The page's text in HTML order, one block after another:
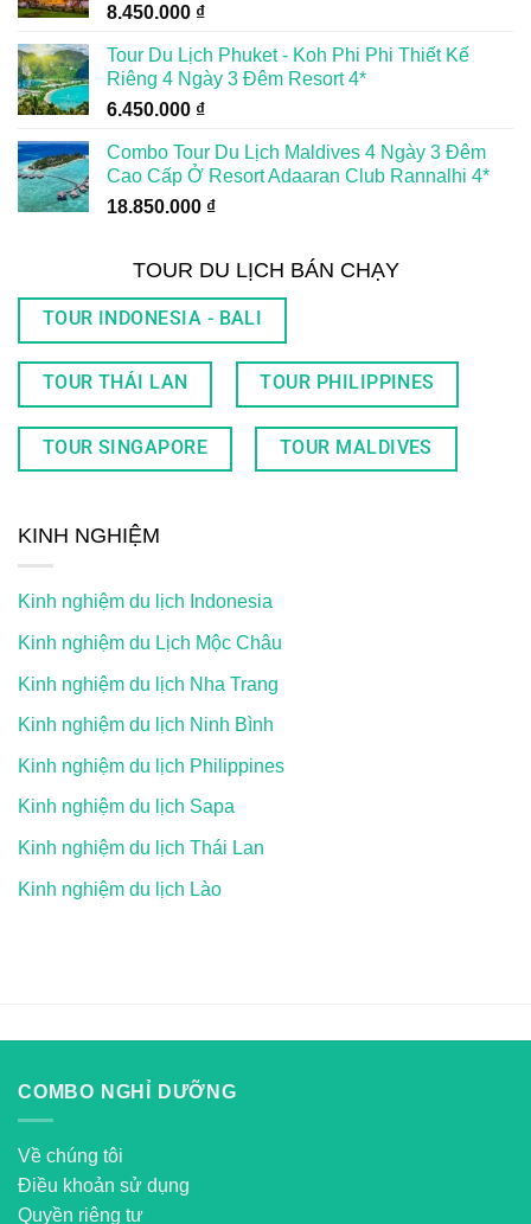
8.450.000 ₫
Tour Du Lịch Phuket - Koh Phi Phi Thiết Kế
Riêng 4 Ngày 3 Đêm Resort 4*
6.450.000 ₫
Combo Tour Du Lịch Maldives 4 Ngày 3 Đêm
Cao Cấp Ở Resort Adaaran Club Rannalhi 4*
18.850.000 ₫
TOUR DU LỊCH BÁN CHẠY
TOUR INDONESIA - BALI
TOUR THÁI LAN TOUR PHILIPPINES
TOUR SINGAPORE TOUR MALDIVES
KINH NGHIỆM
Kinh nghiệm du lịch Indonesia
Kinh nghiệm du Lịch Mộc Châu
Kinh nghiệm du lịch Nha Trang
Kinh nghiệm du lịch Ninh Bình
Kinh nghiệm du lịch Philippines
Kinh nghiệm du lịch Sapa
Kinh nghiệm du lịch Thái Lan
Kinh nghiệm du lịch Lào
COMBO NGHỈ DƯỠNG
Về chúng tôi
Điều khoản sử dụng
Quyền riêng tư